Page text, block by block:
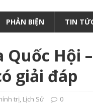
PHẢN BIỆN TIN
Quốc Hội
giải đáp
trị, Lịch Sử 0